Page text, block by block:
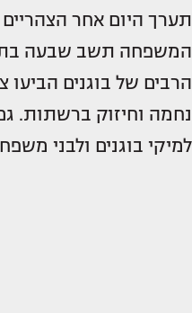
תערך היום אחר
המשפחה תשב שבעה בתל
הרבים של בוגנים הביעו
נחמה וחיזוק ברשתות.
למיקי בוגנים ולבני